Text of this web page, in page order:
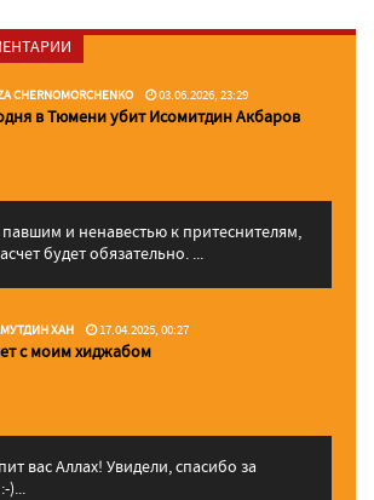
CHERNOMORCHENKO 03.06.2026, 23:29
в Тюмени убит Исомитдин Акбаров
и ненавестью к притеснителям,
будет обязательно. ...
ХАН 17.04.2025, 00:27
с моим хиджабом
вас Аллаx! Увидели, спасибо за
)...